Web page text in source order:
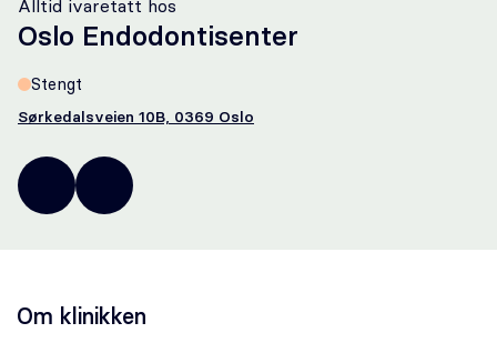
Oral kirurgi
Om oss
Om Odontia Tannlegene
Alltid ivaretatt hos
Oslo Endodontisenter
Stengt
Sørkedalsveien 10B, 0369 Oslo
24
07
post@osloendo.no
Om klinikken